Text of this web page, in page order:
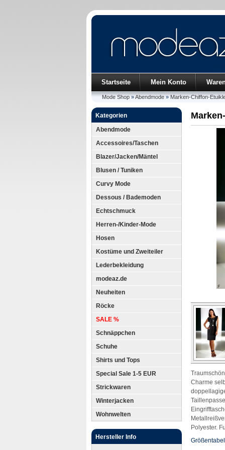
Startseite Mein Konto
Mode Shop»Abendmode»Marken-Chiffon-
Kategorien
Abendmode
Accessoires/Taschen
Blazer/Jacken/Mäntel
Blusen / Tuniken
Curvy Mode
Dessous / Bademoden
Echtschmuck
Herren-/Kinder-Mode
Hosen
Kostüme und Zweiteiler
Lederbekleidung
modeaz.de
Neuheiten
Röcke
SALE %
Schnäppchen
Schuhe
Shirts und Tops
Special Sale 1-5 EUR
Strickwaren
Winterjacken
Wohnwelten
Hersteller Info
Charme
Polyester.